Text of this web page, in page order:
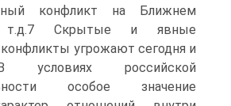
конфликт на Ближнем
Скрытые и явные
угрожают сегодня и
условиях российской
особое значение